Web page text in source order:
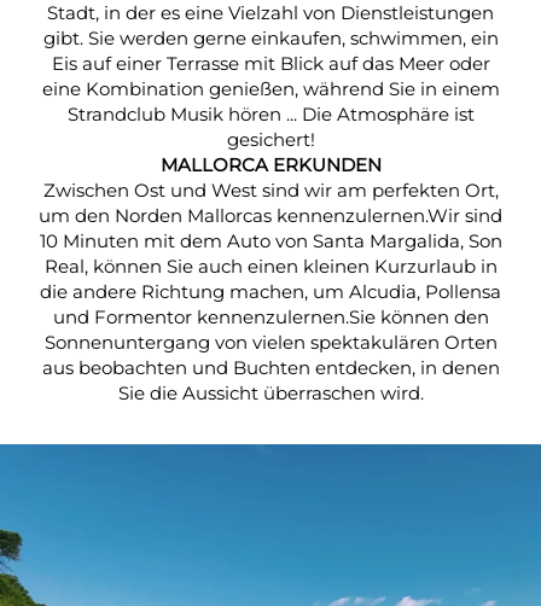
Stadt, in der es eine Vielzahl von Dienstleistungen
gibt. Sie werden gerne einkaufen, schwimmen, ein
Eis auf einer Terrasse mit Blick auf das Meer oder
eine Kombination genießen, während Sie in einem
Strandclub Musik hören ... Die Atmosphäre ist
gesichert!
MALLORCA ERKUNDEN
Zwischen Ost und West sind wir am perfekten Ort,
um den Norden Mallorcas kennenzulernen.Wir sind
10 Minuten mit dem Auto von Santa Margalida, Son
Real, können Sie auch einen kleinen Kurzurlaub in
die andere Richtung machen, um Alcudia, Pollensa
und Formentor kennenzulernen.Sie können den
Sonnenuntergang von vielen spektakulären Orten
aus beobachten und Buchten entdecken, in denen
Sie die Aussicht überraschen wird.